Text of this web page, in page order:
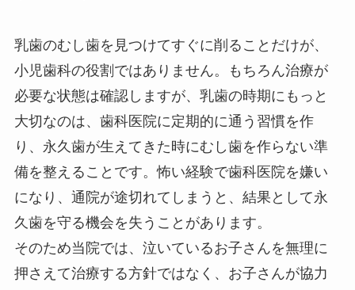
乳歯のむし歯を見つけてすぐに削ることだけが、
小児歯科の役割ではありません。もちろん治療が
必要な状態は確認しますが、乳歯の時期にもっと
大切なのは、歯科医院に定期的に通う習慣を作
り、永久歯が生えてきた時にむし歯を作らない準
備を整えることです。怖い経験で歯科医院を嫌い
になり、通院が途切れてしまうと、結果として永
久歯を守る機会を失うことがあります。
そのため当院では、泣いているお子さんを無理に
押さえて治療する方針ではなく、お子さんが協力